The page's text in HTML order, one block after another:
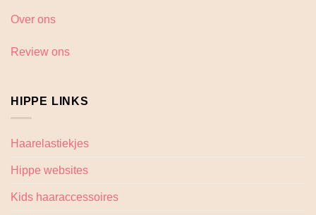
Over ons
Review ons
HIPPE LINKS
Haarelastiekjes
Hippe websites
Kids haaraccessoires